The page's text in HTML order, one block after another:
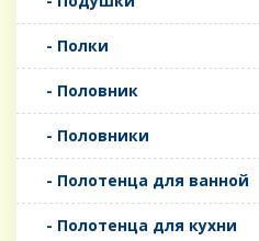
- Полки
- Половник
- Половники
- Полотенца для ванной
- Полотенца для кухни